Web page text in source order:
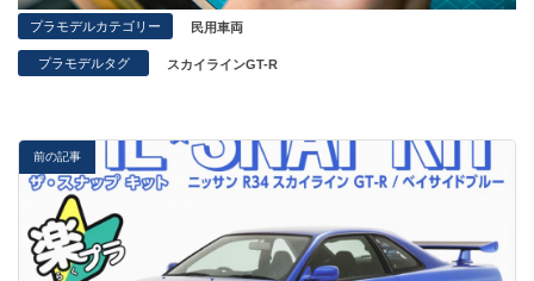
プラモデルカテゴリー 民用車両
プラモデルタグ スカイラインGT-R
前の記事